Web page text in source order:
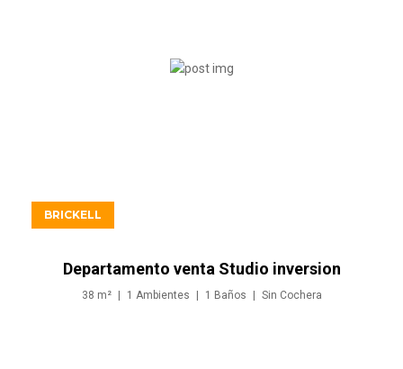
BRICKELL
Departamento venta Studio inversion
en Brickell Miami
38 m² 1 Ambientes 1 Baños Sin Cochera